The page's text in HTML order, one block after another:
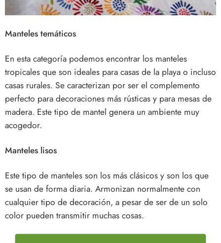
Manteles temáticos
En esta categoría podemos encontrar los manteles
tropicales que son ideales para casas de la playa o incluso
casas rurales. Se caracterizan por ser el complemento
perfecto para decoraciones más rústicas y para mesas de
madera. Este tipo de mantel genera un ambiente muy
acogedor.
Manteles lisos
Este tipo de manteles son los más clásicos y son los que
se usan de forma diaria. Armonizan normalmente con
cualquier tipo de decoración, a pesar de ser de un solo
color pueden transmitir muchas cosas.